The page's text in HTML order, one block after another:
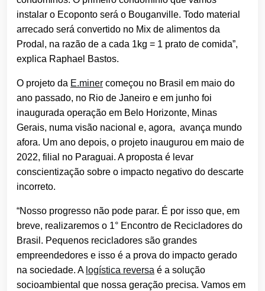
instalar o Ecoponto será o Bouganville. Todo material
arrecado será convertido no Mix de alimentos da
Prodal, na razão de a cada 1kg = 1 prato de comida”,
explica Raphael Bastos.
O projeto da E.miner começou no Brasil em maio do
ano passado, no Rio de Janeiro e em junho foi
inaugurada operação em Belo Horizonte, Minas
Gerais, numa visão nacional e, agora, avança mundo
afora. Um ano depois, o projeto inaugurou em maio de
2022, filial no Paraguai. A proposta é levar
conscientização sobre o impacto negativo do descarte
incorreto.
“Nosso progresso não pode parar. É por isso que, em
breve, realizaremos o 1° Encontro de Recicladores do
Brasil. Pequenos recicladores são grandes
empreendedores e isso é a prova do impacto gerado
na sociedade. A logística reversa é a solução
socioambiental que nossa geração precisa. Vamos em